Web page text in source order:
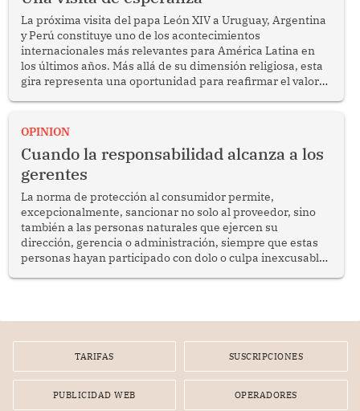
La próxima visita del papa León XIV a Uruguay, Argentina
y Perú constituye uno de los acontecimientos
internacionales más relevantes para América Latina en
los últimos años. Más allá de su dimensión religiosa, esta
gira representa una oportunidad para reafirmar el valor
enfrenta desafíos en materia de desarrollo, cohesión
OPINION
Cuando la responsabilidad alcanza a los
gerentes
La norma de protección al consumidor permite,
excepcionalmente, sancionar no solo al proveedor, sino
también a las personas naturales que ejercen su
dirección, gerencia o administración, siempre que estas
personas hayan participado con dolo o culpa inexcusable
por la frustrada realización de un meet and greet con
TARIFAS SUSCRIPCIONES
PUBLICIDAD WEB OPERADORES